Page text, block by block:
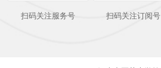
扫码关注服务号 扫码关注订阅号